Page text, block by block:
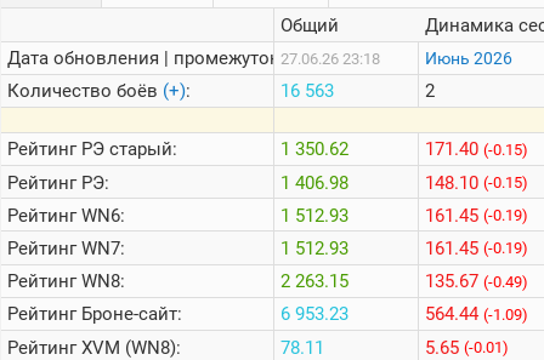
Информация
Онлайн
Цветовая
шкала
Теlegram
ВК
Портал
Мира
Танков
Дата обновления | промежуток:
Количество боёв (+):
РейтингРЭ старый:
РейтингРЭ:
РейтингWN6:
РейтингWN7:
РейтингWN8:
РейтингБроне-сайт:
РейтингXVM (WN8):
Общий
27.06.26 23:18
16 563
1 350.62
1 406.98
1 512.93
1 512.93
2 263.15
6 953.23
78.11
Динамика
Июнь 2026
2
171.40 (-0.15)
148.10 (-0.15)
161.45 (-0.19)
161.45 (-0.19)
135.67 (-0.49)
564.44 (-1.09)
5.65 (-0.01)